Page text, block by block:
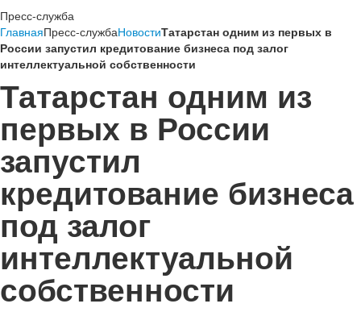
Пресс-служба
ГлавнаяПресс-службаНовостиТатарстан одним из первых в
России запустил кредитование бизнеса под залог
интеллектуальной собственности
Татарстан одним из
первых в России
запустил
кредитование бизнеса
под залог
интеллектуальной
собственности